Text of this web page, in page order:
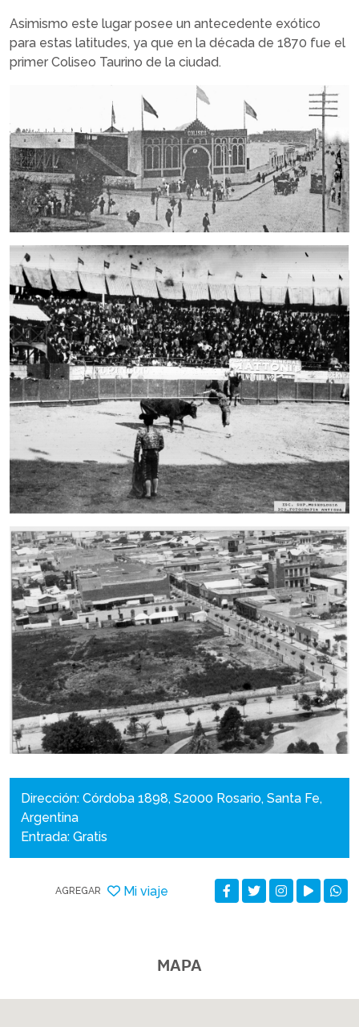
Asimismo este lugar posee un antecedente exótico
para estas latitudes, ya que en la década de 1870 fue el
primer Coliseo Taurino de la ciudad.
Dirección: Córdoba 1898, S2000 Rosario, Santa Fe,
Argentina
Entrada: Gratis
AGREGAR Mi viaje
MAPA